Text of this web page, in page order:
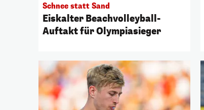
Schnee statt Sand
Eiskalter Beachvolleyball-
Auftakt für Olympiasieger